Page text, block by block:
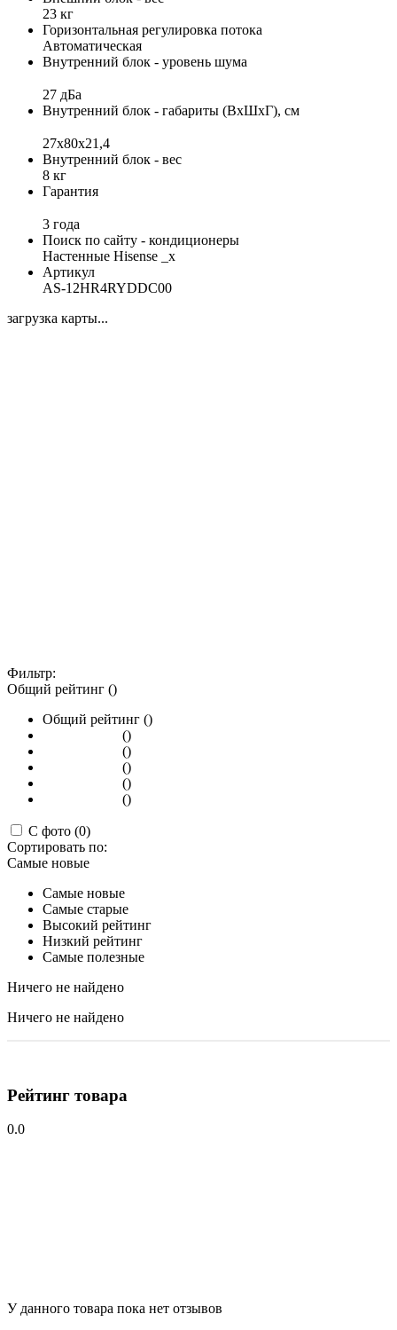
23 кг
Горизонтальная регулировка потока
Автоматическая
Внутренний блок - уровень шума
27 дБа
Внутренний блок - габариты (ВхШхГ), см
27x80x21,4
Внутренний блок - вес
8 кг
Гарантия
3 года
Поиск по сайту - кондиционеры
Настенные Hisense _x
Артикул
AS-12HR4RYDDC00
загрузка карты...
Фильтр:
Общий рейтинг ()
Общий рейтинг ()
()
()
()
()
()
С фото (0)
Сортировать по:
Самые новые
Самые новые
Самые старые
Высокий рейтинг
Низкий рейтинг
Самые полезные
Ничего не найдено
Ничего не найдено
Рейтинг товара
0.0
У данного товара пока нет отзывов